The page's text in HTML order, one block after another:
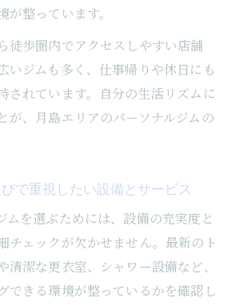
成功者が語るパーソナルジムの
ーソナルジムの選択術
ルジムで満足度を高めるための工
ングが充実したパーソナルジム
が整っています。
徒歩圏内でアクセスしやすい店舗
いジムも多く、仕事帰りや休日にも
されています。自分の生活リズムに
が、月島エリアのパーソナルジムの
で重視したい設備とサービス
ムを選ぶためには、設備の充実度と
チェックが欠かせません。最新のト
清潔な更衣室、シャワー設備など、
できる環境が整っているかを確認し